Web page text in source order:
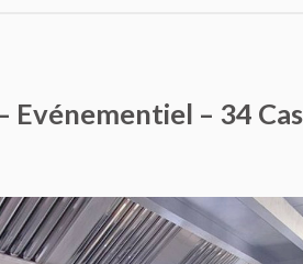
Evénementiel – 34